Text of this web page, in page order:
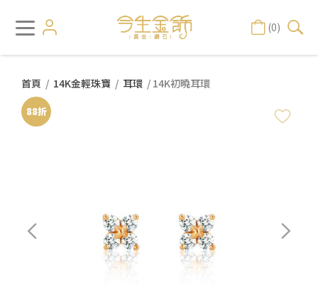
(0)
首頁 / 14K金輕珠寶 / 耳環 / 14K初曉耳環
88折